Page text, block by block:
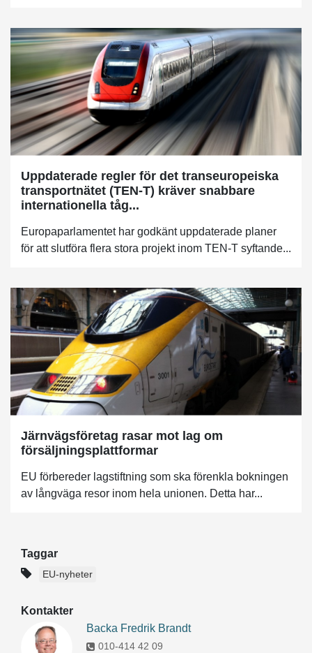
Uppdaterade regler för det transeuropeiska
transportnätet (TEN-T) kräver snabbare
internationella tåg...
Europaparlamentet har godkänt uppdaterade planer
för att slutföra flera stora projekt inom TEN-T syftande...
Järnvägsföretag rasar mot lag om
försäljningsplattformar
EU förbereder lagstiftning som ska förenkla bokningen
av långväga resor inom hela unionen. Detta har...
Taggar
EU-nyheter
Kontakter
Backa Fredrik Brandt
010-414 42 09